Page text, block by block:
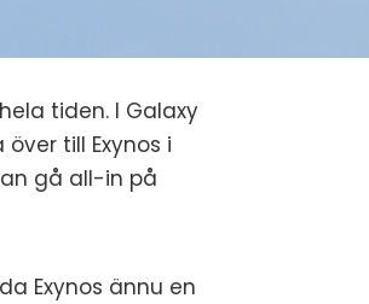
tiden. I Galaxy
till Exynos i
gå all-in på
Exynos ännu en